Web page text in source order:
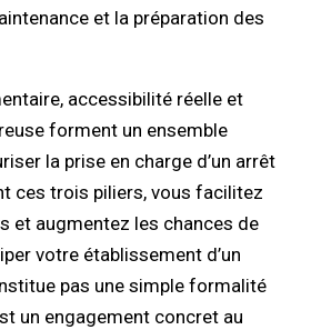
et la préparation des
accessibilité réelle et
forment un ensemble
la prise en charge d’un arrêt
ces trois piliers, vous facilitez
et augmentez les chances de
votre établissement d’un
pas une simple formalité
un engagement concret au